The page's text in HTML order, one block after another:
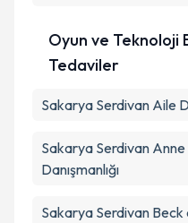
Oyun ve Teknoloji
Tedaviler
Sakarya Serdivan Aile
Sakarya Serdivan
Danışmanlığı
Sakarya Serdivan